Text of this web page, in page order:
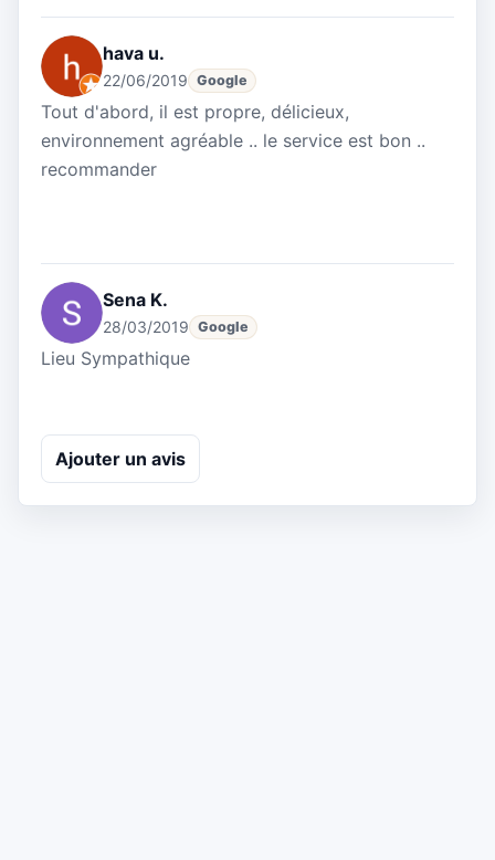
hava u.
22/06/2019 Google
Tout d'abord, il est propre, délicieux,
environnement agréable .. le service est bon ..
recommander
Sena K.
28/03/2019 Google
Lieu Sympathique
Ajouter un avis